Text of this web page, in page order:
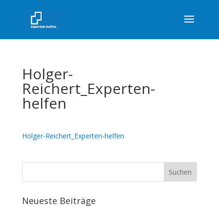
Holger-
Reichert_Experten-
helfen
Holger-Reichert_Experten-helfen
Neueste Beiträge